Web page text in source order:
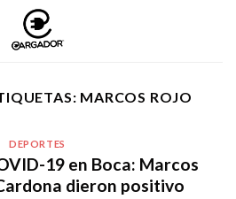
MARCOS ROJO
DEPORTES
19 en Boca: Marcos
dieron positivo